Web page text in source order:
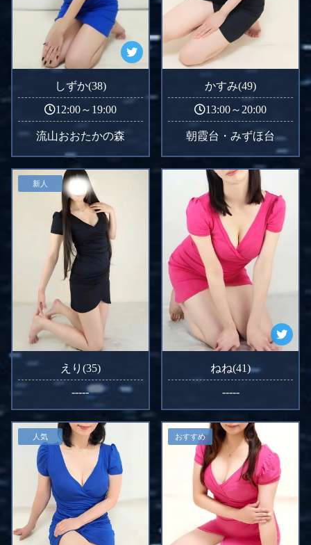
しずか(38)
12:00～19:00
流山おおたかの森
かすみ(49)
13:00～20:00
朝霞台・みずほ台
新人
えり(35)
-----
ねね(41)
-----
人気 おすすめ